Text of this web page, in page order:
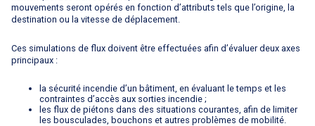
mouvements seront opérés en fonction d’attributs tels que l’origine, la
destination ou la vitesse de déplacement.
Ces simulations de flux doivent être effectuées afin d’évaluer deux axes
principaux :
la sécurité incendie d’un bâtiment, en évaluant le temps et les
contraintes d’accès aux sorties incendie ;
les flux de piétons dans des situations courantes, afin de limiter
les bousculades, bouchons et autres problèmes de mobilité.